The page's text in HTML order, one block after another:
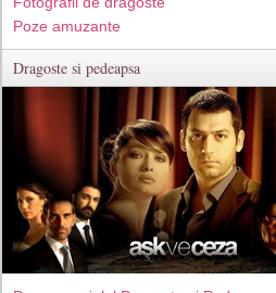
Poze amuzante
Dragoste si pedeapsa